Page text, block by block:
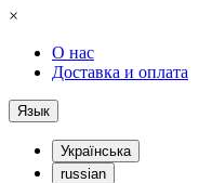
×
О нас
Доставка и оплата
Язык
Українська
russian